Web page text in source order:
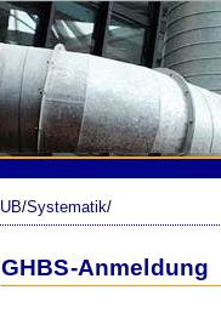
UB/Systematik/
GHBS-Anmeldung